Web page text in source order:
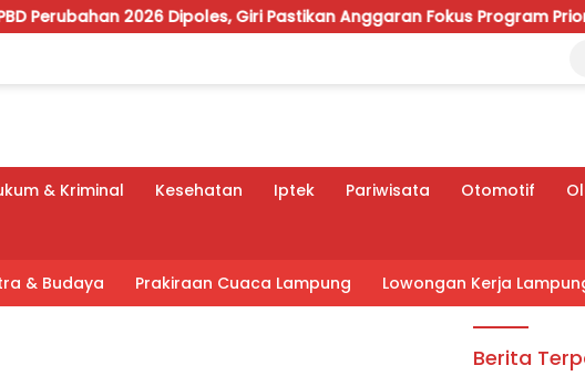
2026 Dipoles, Giri Pastikan Anggaran Fokus Program Prioritas
& Kriminal Kesehatan Iptek Pariwisata Otomotif
& Budaya Prakiraan Cuaca Lampung Lowongan Kerja
Berita